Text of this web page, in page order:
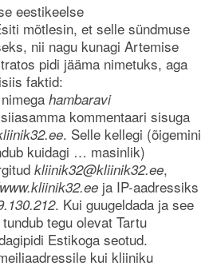
eestikeelse
mõtlesin, et selle sündmuse
nii nagu kunagi Artemise
pidi jääma nimetuks, aga
faktid:
hambaravi
siiasamma kommentaari sisuga
. Selle kellegi (õigemini
kuidagi … masinlik)
kliinik32@kliinik32.ee,
ja IP-aadressiks
. Kui guugeldada ja see
tegu olevat Tartu
Estikoga seotud.
kui kliiniku